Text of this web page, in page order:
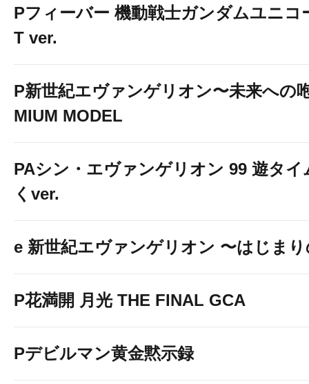
Pフィーバー 機動戦士ガンダムユニコ
T ver.
P新世紀エヴァンゲリオン〜未来への
MIUM MODEL
PAシン・エヴァンゲリオン 99 遊タイ
くver.
e 新世紀エヴァンゲリオン 〜はじま
P花満開 月光 THE FINAL GCA
Pデビルマン黄金黙示録